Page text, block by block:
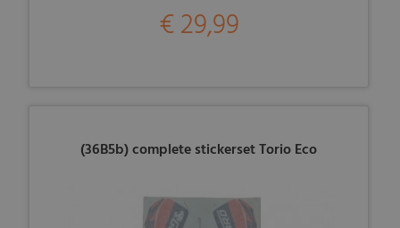
€ 29,99
(36B5b) complete stickerset Torio Eco